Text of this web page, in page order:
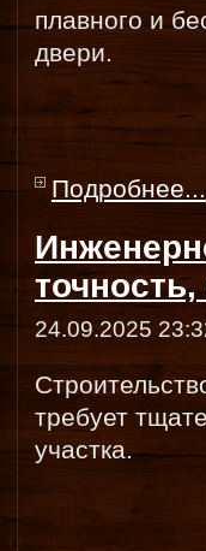
плавного и
двери.
Подробнее...
24.09.2025
требует
участка.